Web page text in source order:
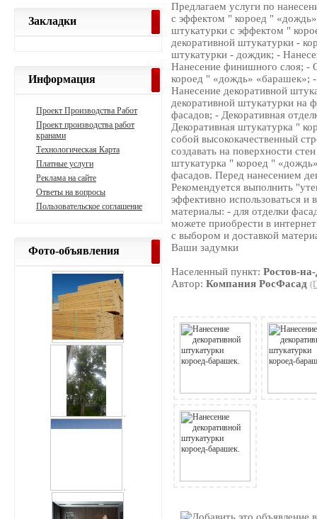
Предлагаем услуги по
с эффектом " короед "
штукатурки с эффектом "
декоративной штукатурки -
штукатурки - дождик; -
Нанесение финишного слоя; -
короед " «дождь» «барашек»;
Нанесение декоративной
декоративной штукатурки на
фасадов; - Декоративная
Декоративная штукатурка "
собой высококачественный
создавать на поверхности
штукатурка " короед "
фасадов. Перед нанесением
Рекомендуется выполнить
эффективно использоваться
материалы: - для отделки
можете приобрести в
с выбором и доставкой
Ваши задумки
Населенный пункт:Ростов-
Автор:Компания РосФасад
Закладки
Информация
Проект Производства Работ
Проект производства работ
кранами
Технологическая Карта
Платные услуги
Реклама на сайте
Ответы на вопросы
Пользовательское соглашение
Фото-объявления